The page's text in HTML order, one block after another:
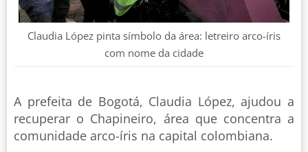
Claudia López pinta símbolo da área: letreiro arco-íris
com nome da cidade
A prefeita de Bogotá, Claudia López, ajudou a
recuperar o Chapineiro, área que concentra a
comunidade arco-íris na capital colombiana.